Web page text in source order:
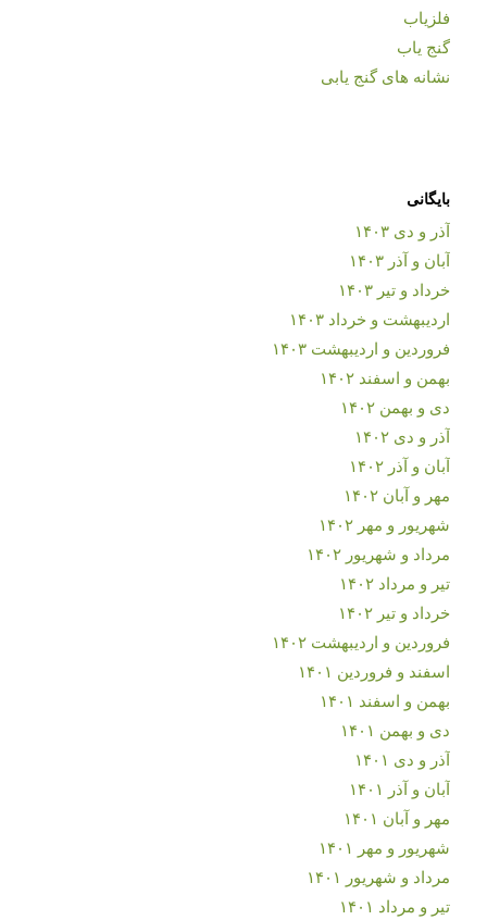
فلزیاب
گنج یاب
نشانه های گنج یابی
بایگانی
آذر و دی ۱۴۰۳
آبان و آذر ۱۴۰۳
خرداد و تیر ۱۴۰۳
اردیبهشت و خرداد ۱۴۰۳
فروردین و اردیبهشت ۱۴۰۳
بهمن و اسفند ۱۴۰۲
دی و بهمن ۱۴۰۲
آذر و دی ۱۴۰۲
آبان و آذر ۱۴۰۲
مهر و آبان ۱۴۰۲
شهریور و مهر ۱۴۰۲
مرداد و شهریور ۱۴۰۲
تیر و مرداد ۱۴۰۲
خرداد و تیر ۱۴۰۲
فروردین و اردیبهشت ۱۴۰۲
اسفند و فروردین ۱۴۰۱
بهمن و اسفند ۱۴۰۱
دی و بهمن ۱۴۰۱
آذر و دی ۱۴۰۱
آبان و آذر ۱۴۰۱
مهر و آبان ۱۴۰۱
شهریور و مهر ۱۴۰۱
مرداد و شهریور ۱۴۰۱
تیر و مرداد ۱۴۰۱